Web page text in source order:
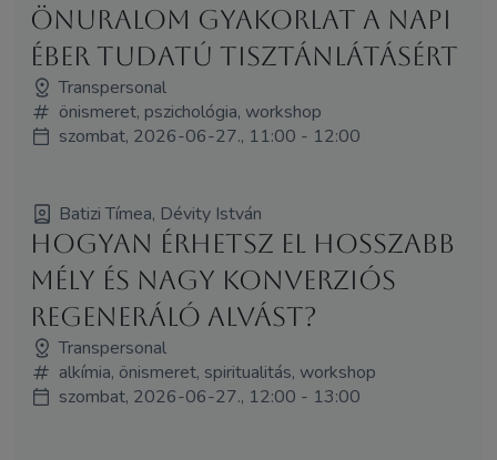
önuralom gyakorlat a napi
éber tudatú tisztánlátásért
Transpersonal
önismeret, pszichológia, workshop
szombat, 2026-06-27., 11:00 - 12:00
Batizi Tímea, Dévity István
Hogyan érhetsz el hosszabb
mély és nagy konverziós
regeneráló alvást?
Transpersonal
alkímia, önismeret, spiritualitás, workshop
szombat, 2026-06-27., 12:00 - 13:00